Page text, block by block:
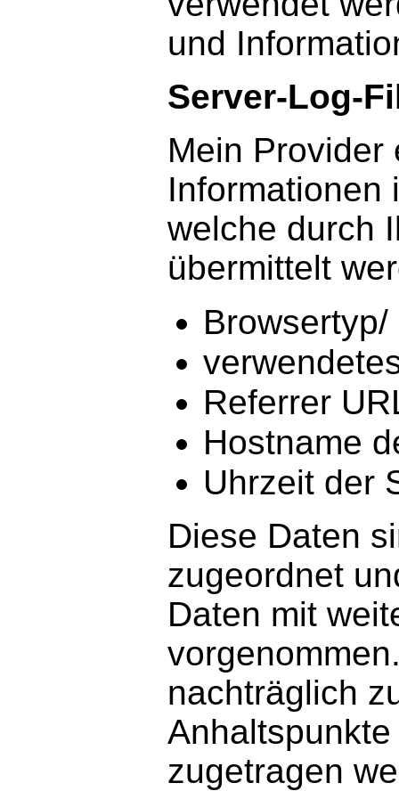
und
Server-Log-
Mein Provider
welche durch
übermittelt
Referrer
Hostname
Uhrzeit der
Diese Daten
zugeordnet
Daten mit
nachträglich
zugetragen